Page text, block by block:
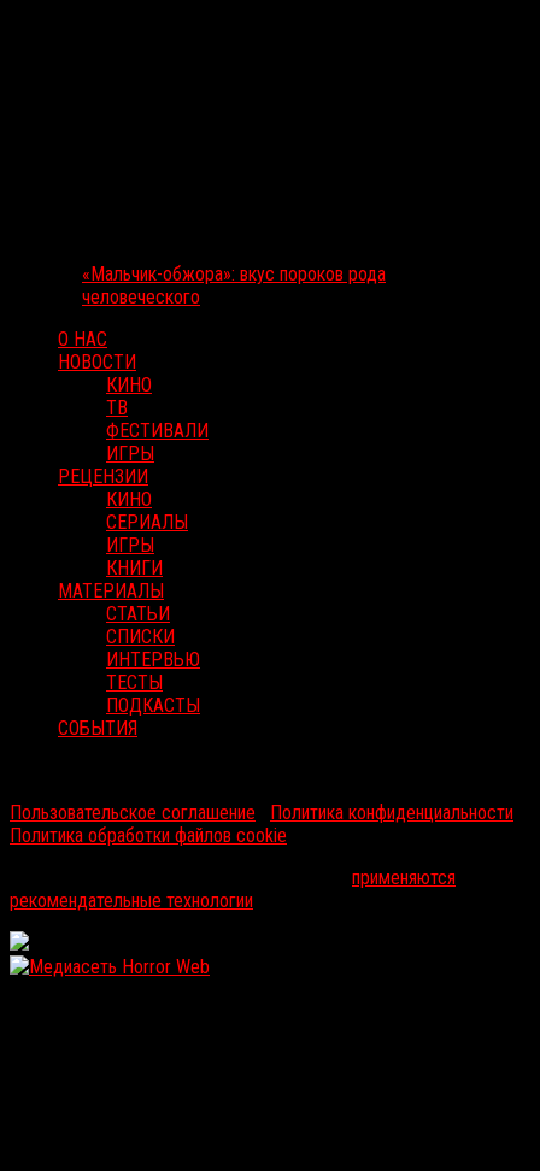
«Мальчик-обжора»: вкус пороков рода
человеческого
О НАС
НОВОСТИ
КИНО
ТВ
ФЕСТИВАЛИ
ИГРЫ
РЕЦЕНЗИИ
КИНО
СЕРИАЛЫ
ИГРЫ
КНИГИ
МАТЕРИАЛЫ
СТАТЬИ
СПИСКИ
ИНТЕРВЬЮ
ТЕСТЫ
ПОДКАСТЫ
СОБЫТИЯ
Пользовательское соглашение
Политика конфиденциальности
Политика обработки файлов cookie
применяются
рекомендательные технологии